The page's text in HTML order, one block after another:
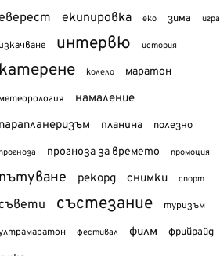
екипировка еко зима игра
интервю история
колело маратон
намаление
планина полезно
прогноза за времето промоция
рекорд снимки спорт
състезание туризъм
фестивал филм фрийрайд